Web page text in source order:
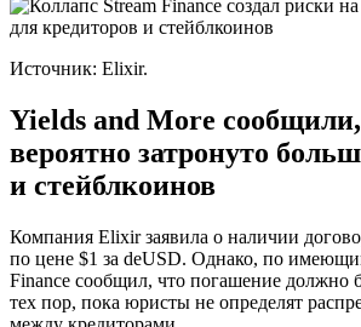
Источник: Elixir.
Yields and More
вероятно затронуто
и стейблкоинов
Компания Elixir заявила о наличии
по цене $1 за deUSD. Однако, по
Finance сообщил, что погашение должно
тех пор, пока юристы не определят